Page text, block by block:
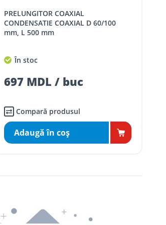
PRELUNGITOR COAXIAL
CONDENSATIE COAXIAL D 60/100
mm, L 500 mm
În stoc
697 MDL / buc
Compară produsul
Adaugă în coş